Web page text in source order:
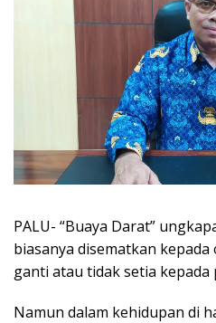
PALU- “Buaya Darat”
biasanya disematkan
ganti atau tidak setia kepada
Namun dalam kehidupan di